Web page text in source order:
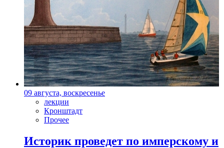
09 августа, воскресенье
лекции
Кронштадт
Прочее
Историк проведет по имперскому и